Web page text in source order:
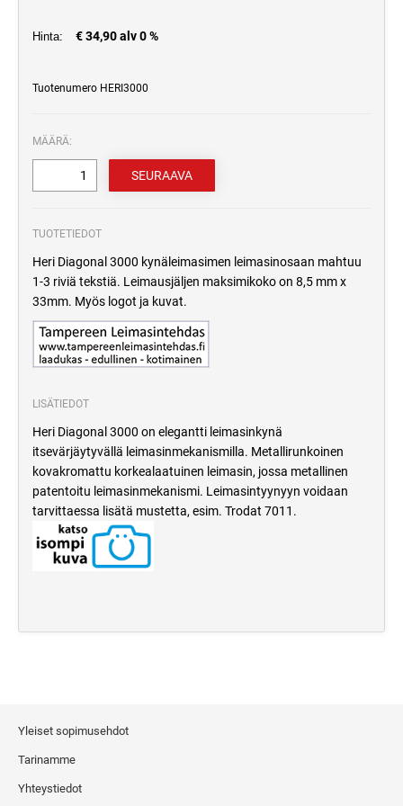
Hinta: € 34,90 alv 0 %
Tuotenumero HERI3000
MÄÄRÄ:
TUOTETIEDOT
Heri Diagonal 3000 kynäleimasimen leimasinosaan mahtuu
1-3 riviä tekstiä. Leimausjäljen maksimikoko on 8,5 mm x
33mm. Myös logot ja kuvat.
LISÄTIEDOT
Heri Diagonal 3000 on elegantti leimasinkynä
itsevärjäytyvällä leimasinmekanismilla. Metallirunkoinen
kovakromattu korkealaatuinen leimasin, jossa metallinen
patentoitu leimasinmekanismi. Leimasintyynyyn voidaan
tarvittaessa lisätä mustetta, esim. Trodat 7011.
Yleiset sopimusehdot
Tarinamme
Yhteystiedot